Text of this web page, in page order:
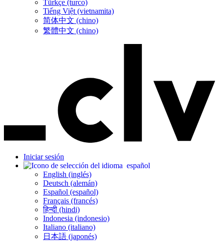
Türkçe (turco)
Tiếng Việt (vietnamita)
简体中文 (chino)
繁體中文 (chino)
Iniciar sesión
español
English (inglés)
Deutsch (alemán)
Español (español)
Français (francés)
हिन्दी (hindi)
Indonesia (indonesio)
Italiano (italiano)
日本語 (japonés)